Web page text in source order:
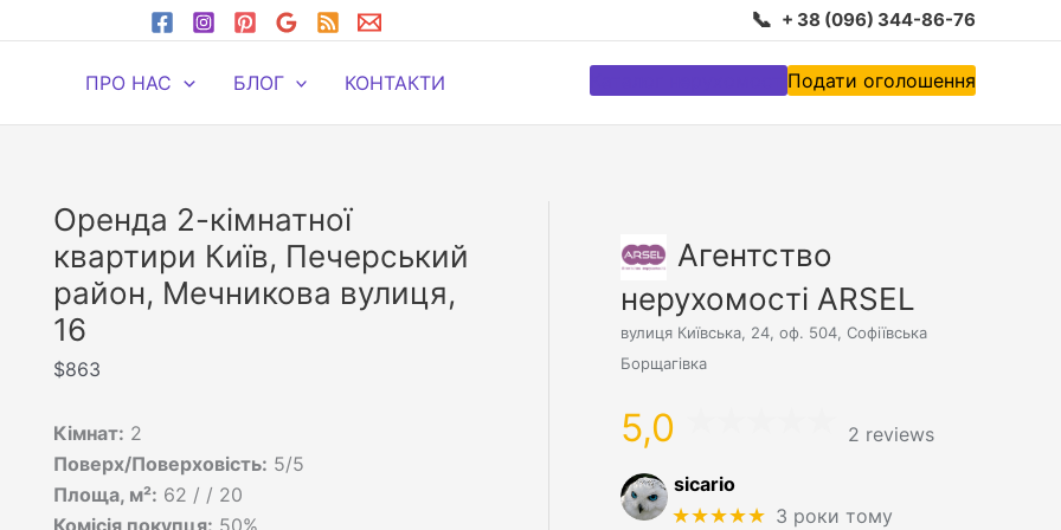
📞 + 38 (096) 344-86-76
ПРО НАС БЛОГ КОНТАКТИ Подати оголошення
Оренда 2-кімнатної
квартири Київ, Печерський
район, Мечникова вулиця,
16
$863
Кімнат: 2
Поверх/Поверховість: 5/5
Площа, м²: 62 / / 20
Агентство
нерухомості ARSEL
вулиця Київська, 24, оф. 504, Софіївська
Борщагівка
5,0 2 reviews
sicario
★★★★★ 3 роки тому